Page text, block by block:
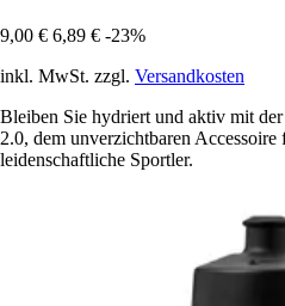
9,00 € 6,89 € -23%
inkl. MwSt. zzgl. Versandkosten
Bleiben Sie hydriert und aktiv mit
2.0, dem unverzichtbaren Accessoire
leidenschaftliche Sportler.